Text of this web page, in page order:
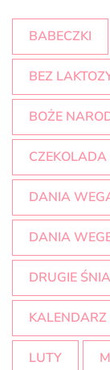
BABECZKI
BEZ
BOŻE
CZEKOLADA
DANIA
DANIA
DRUGIE
LUTY